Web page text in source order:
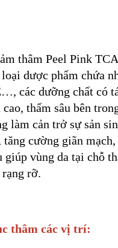
thâm Peel Pink
loại dược phẩm chứa
các dưỡng chất có
thấm sâu bên
làm cản trở sự sản
tăng cường giãn
giúp vùng da tại chỗ
rạng rỡ.
thâm các vị trí: